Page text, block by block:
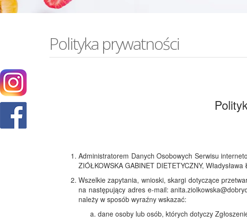
Polityka prywatności
Administratorem Danych Osobowych Serwisu
ZIÓŁKOWSKA GABINET DIETETYCZNY,
Wszelkie zapytania, wnioski, skargi dotyczące
na następujący adres e-mail:
należy w sposób wyraźny wskazać:
dane osoby lub osób, których dotyczy